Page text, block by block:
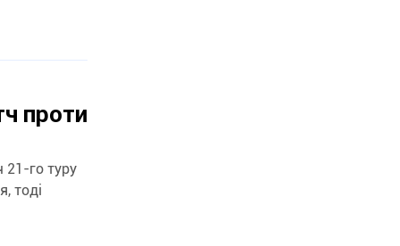
проти
21-го туру
тоді